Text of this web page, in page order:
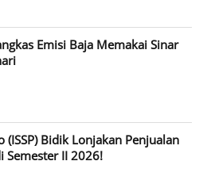
Emisi Baja Memakai Sinar
(ISSP) Bidik Lonjakan Penjualan
Semester II 2026!